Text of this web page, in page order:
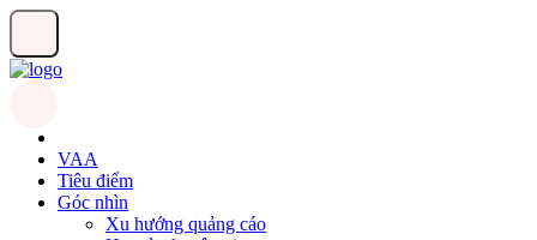
VAA
Tiêu điểm
Góc nhìn
Xu hướng quảng cáo